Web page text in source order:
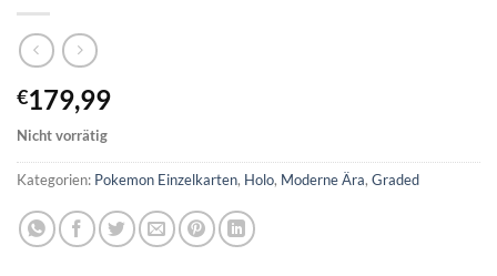
€179,99
Nicht vorrätig
Kategorien: Pokemon Einzelkarten, Holo, Moderne Ära, Graded